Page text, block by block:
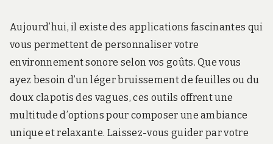
Aujourd’hui, il existe des applications fascinantes qui
vous permettent de personnaliser votre
environnement sonore selon vos goûts. Que vous
ayez besoin d’un léger bruissement de feuilles ou du
doux clapotis des vagues, ces outils offrent une
multitude d’options pour composer une ambiance
unique et relaxante. Laissez-vous guider par votre